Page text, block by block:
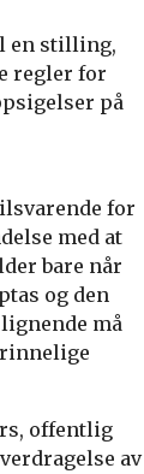
en stilling,
regler for
på
for
med at
bare når
og den
må
offentlig
av